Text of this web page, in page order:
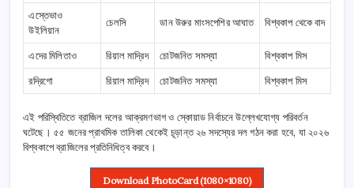
এস্তেভাও
উইলিয়ান
চেলসি ডান উরুর মাংসপেশির আঘাত বিশ্বকাপ থেকে বাদ
এদের মিলিতাও রিয়াল মাদ্রিদ চোটজনিত সমস্যা
বিশ্বকাপ মিস
রদ্রিগো
রিয়াল মাদ্রিদ চোটজনিত সমস্যা বিশ্বকাপ মিস
এই পরিস্থিতিতে ব্রাজিল দলের আক্রমণভাগ ও স্কোয়াড নির্বাচনে উল্লেখযোগ্য পরিবর্তন
ঘটেছে। ৫৫ জনের প্রাথমিক তালিকা থেকেই চূড়ান্ত ২৬ সদস্যের দল গঠন করা হবে, যা ২০২৬
বিশ্বকাপে ব্রাজিলের প্রতিনিধিত্ব করবে।
Download PhotoCard (1080×1080)